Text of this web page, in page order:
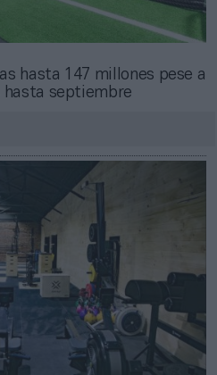
hasta 147 millones pese a
hasta septiembre